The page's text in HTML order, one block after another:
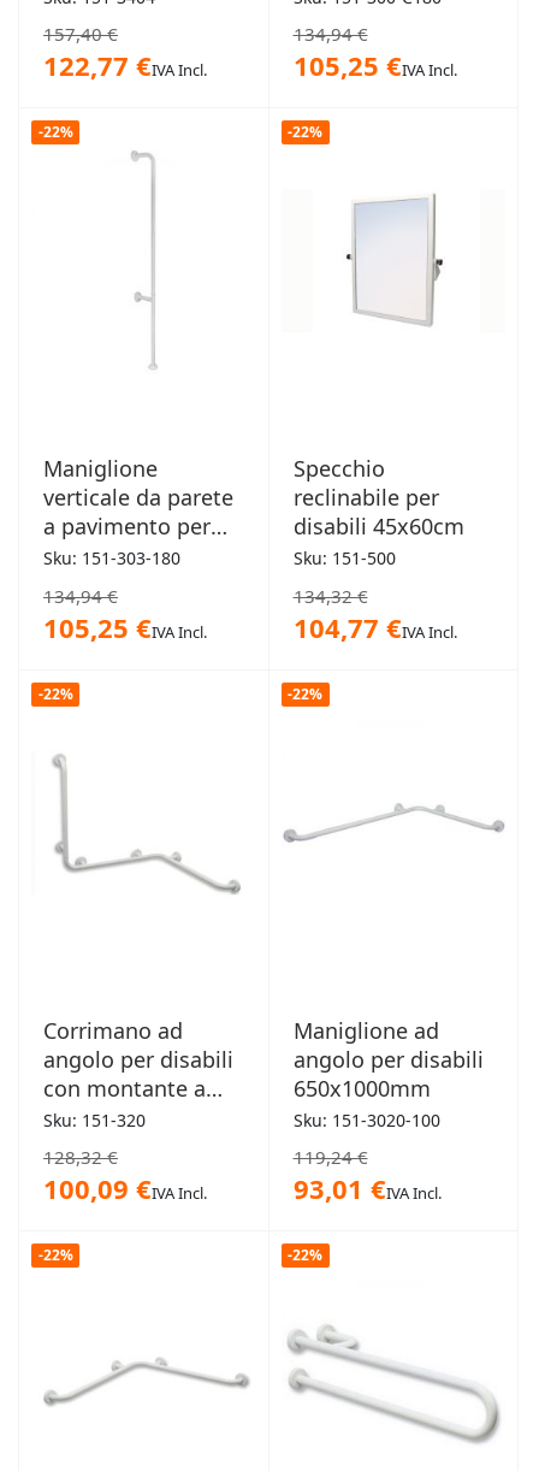
supporto
157,40 €
122,77 €IVA Incl.
134,94 €
105,25 €IVA Incl.
-22%
Maniglione
verticale da parete
a pavimento per
disabili
Sku: 151-303-180
134,94 €
105,25 €IVA Incl.
-22%
Specchio
reclinabile per
disabili 45x60cm
Sku: 151-500
134,32 €
104,77 €IVA Incl.
-22%
Corrimano ad
angolo per disabili
con montante a
sinistra
70x70x80cm
Sku: 151-320
128,32 €
100,09 €IVA Incl.
-22%
Maniglione ad
angolo per disabili
650x1000mm
Sku: 151-3020-100
119,24 €
93,01 €IVA Incl.
-22% -22%